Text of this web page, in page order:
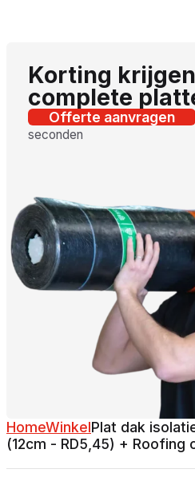
Korting
complete
Offerte aanvragen
seconden
HomeWinkelPlat dak
(12cm - RD5,45) + Roofing